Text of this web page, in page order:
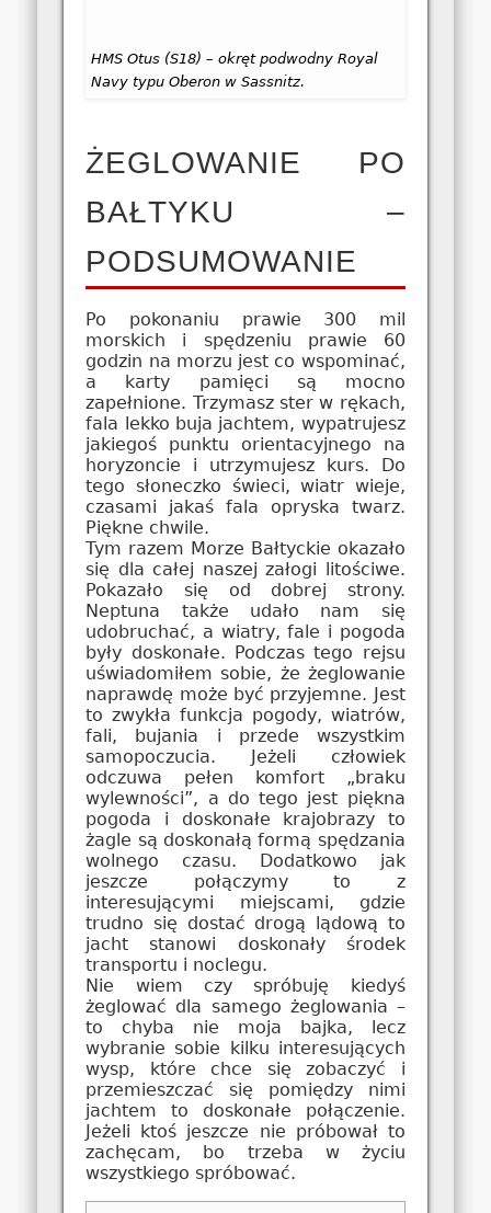
HMS Otus (S18) – okręt podwodny Royal
Navy typu Oberon w Sassnitz.
ŻEGLOWANIE PO
BAŁTYKU –
PODSUMOWANIE
Po pokonaniu prawie 300 mil
morskich i spędzeniu prawie 60
godzin na morzu jest co wspominać,
a karty pamięci są mocno
zapełnione. Trzymasz ster w rękach,
fala lekko buja jachtem, wypatrujesz
jakiegoś punktu orientacyjnego na
horyzoncie i utrzymujesz kurs. Do
tego słoneczko świeci, wiatr wieje,
czasami jakaś fala opryska twarz.
Piękne chwile.
Tym razem Morze Bałtyckie okazało
się dla całej naszej załogi litościwe.
Pokazało się od dobrej strony.
Neptuna także udało nam się
udobruchać, a wiatry, fale i pogoda
były doskonałe. Podczas tego rejsu
uświadomiłem sobie, że żeglowanie
naprawdę może być przyjemne. Jest
to zwykła funkcja pogody, wiatrów,
fali, bujania i przede wszystkim
samopoczucia. Jeżeli człowiek
odczuwa pełen komfort „braku
wylewności”, a do tego jest piękna
pogoda i doskonałe krajobrazy to
żagle są doskonałą formą spędzania
wolnego czasu. Dodatkowo jak
jeszcze połączymy to z
interesującymi miejscami, gdzie
trudno się dostać drogą lądową to
jacht stanowi doskonały środek
transportu i noclegu.
Nie wiem czy spróbuję kiedyś
żeglować dla samego żeglowania –
to chyba nie moja bajka, lecz
wybranie sobie kilku interesujących
wysp, które chce się zobaczyć i
przemieszczać się pomiędzy nimi
jachtem to doskonałe połączenie.
Jeżeli ktoś jeszcze nie próbował to
zachęcam, bo trzeba w życiu
wszystkiego spróbować.